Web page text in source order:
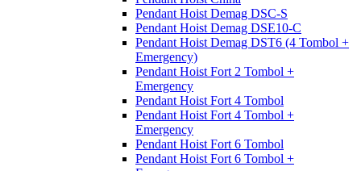
Pendant Hoist Demag DSC-S
Pendant Hoist Demag DSE10-C
Pendant Hoist Demag DST6 (4 Tombol +
Emergency)
Pendant Hoist Fort 2 Tombol +
Emergency
Pendant Hoist Fort 4 Tombol
Pendant Hoist Fort 4 Tombol +
Emergency
Pendant Hoist Fort 6 Tombol
Pendant Hoist Fort 6 Tombol +